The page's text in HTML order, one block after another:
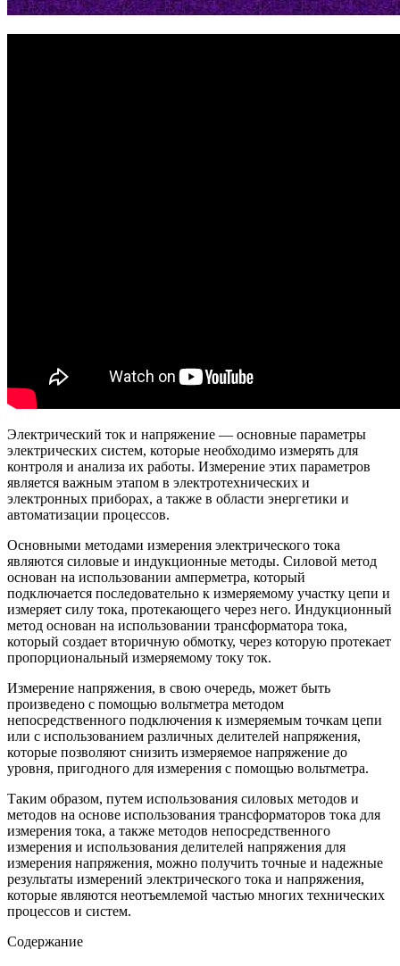
Электрический ток и напряжение — основные параметры
электрических систем, которые необходимо измерять для
контроля и анализа их работы. Измерение этих параметров
является важным этапом в электротехнических и
электронных приборах, а также в области энергетики и
автоматизации процессов.
Основными методами измерения электрического тока
являются силовые и индукционные методы. Силовой метод
основан на использовании амперметра, который
подключается последовательно к измеряемому участку цепи и
измеряет силу тока, протекающего через него. Индукционный
метод основан на использовании трансформатора тока,
который создает вторичную обмотку, через которую протекает
пропорциональный измеряемому току ток.
Измерение напряжения, в свою очередь, может быть
произведено с помощью вольтметра методом
непосредственного подключения к измеряемым точкам цепи
или с использованием различных делителей напряжения,
которые позволяют снизить измеряемое напряжение до
уровня, пригодного для измерения с помощью вольтметра.
Таким образом, путем использования силовых методов и
методов на основе использования трансформаторов тока для
измерения тока, а также методов непосредственного
измерения и использования делителей напряжения для
измерения напряжения, можно получить точные и надежные
результаты измерений электрического тока и напряжения,
которые являются неотъемлемой частью многих технических
процессов и систем.
Содержание